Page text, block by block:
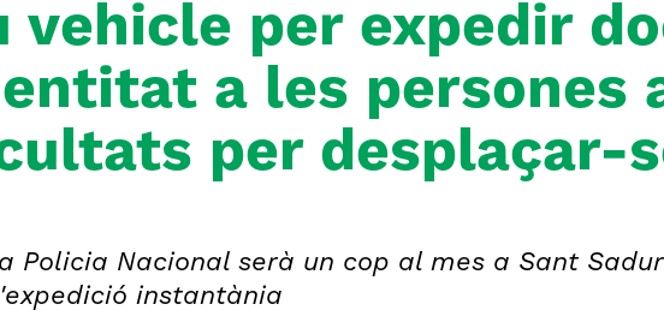
vehicle per expedir
a les persones
per desplaçar-
Policia Nacional serà un cop al mes a Sant
instantània